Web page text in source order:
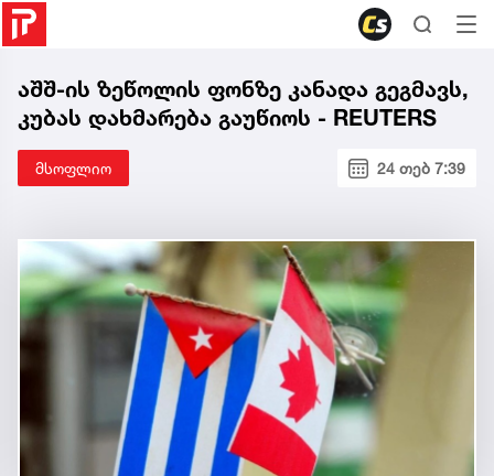
აშშ-ის ზეწოლის ფონზე კანადა გეგმავს,
კუბას დახმარება გაუწიოს - REUTERS
მსოფლიო 24 თებ 7:39